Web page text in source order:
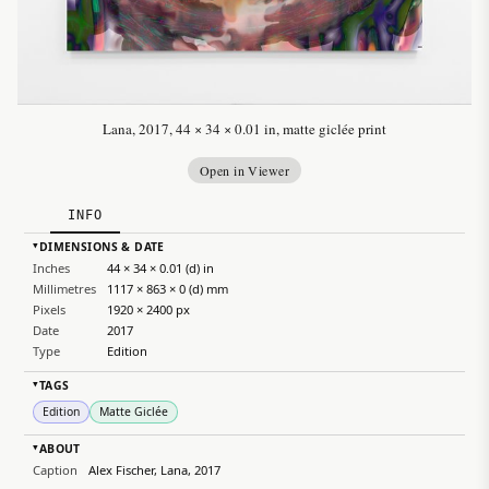
Lana, 2017, 44 × 34 × 0.01 in, matte giclée print
Open in Viewer
INFO
▸DIMENSIONS & DATE
Inches
44 × 34 × 0.01 (d) in
Millimetres
1117 × 863 × 0 (d) mm
Pixels
1920 × 2400 px
Date
2017
Type
Edition
▸TAGS
Edition
Matte Giclée
▸ABOUT
Caption Alex Fischer, Lana, 2017